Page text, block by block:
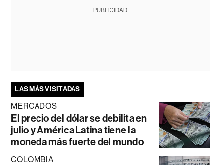
PUBLICIDAD
LAS MÁS VISITADAS
MERCADOS
El precio del dólar se debilita en
julio y América Latina tiene la
moneda más fuerte del mundo
COLOMBIA